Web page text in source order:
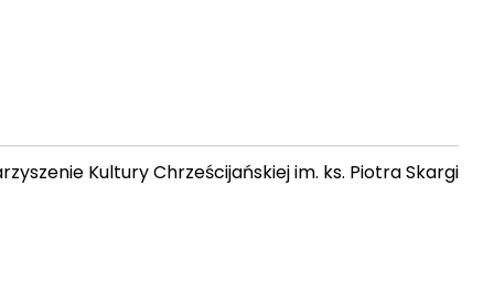
Kultury Chrześcijańskiej im. ks. Piotra Skargi